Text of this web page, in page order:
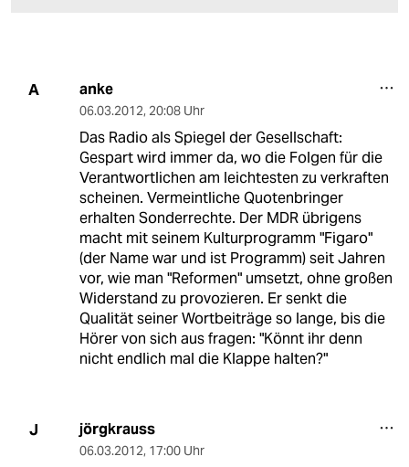
A anke
06.03.2012, 20:08 Uhr
Das Radio als Spiegel der Gesellschaft:
Gespart wird immer da, wo die Folgen für die
Verantwortlichen am leichtesten zu verkraften
scheinen. Vermeintliche Quotenbringer
erhalten Sonderrechte. Der MDR übrigens
macht mit seinem Kulturprogramm "Figaro"
(der Name war und ist Programm) seit Jahren
vor, wie man "Reformen" umsetzt, ohne großen
Widerstand zu provozieren. Er senkt die
Qualität seiner Wortbeiträge so lange, bis die
Hörer von sich aus fragen: "Könnt ihr denn
nicht endlich mal die Klappe halten?"
J jörgkrauss
06.03.2012, 17:00 Uhr